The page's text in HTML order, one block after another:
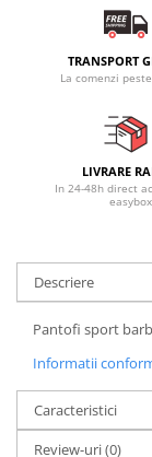
TRANSPORT
La comenzi
LIVRARE
In 24-48h direct
easybox
Descriere
Pantofi sport
Informatii
Caracteristici
Review-uri(0)